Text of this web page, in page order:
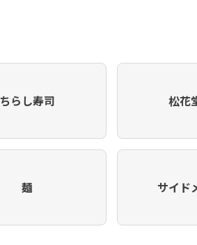
ちらし寿司 松花
麺 サイド